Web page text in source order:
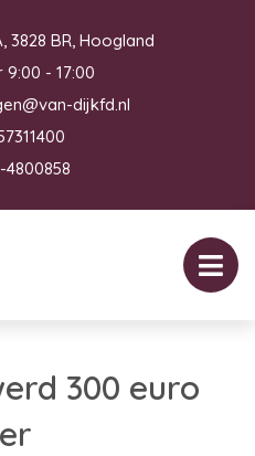
3828 BR, Hoogland
9:00 - 17:00
dijkfd.nl
4800858
300 euro